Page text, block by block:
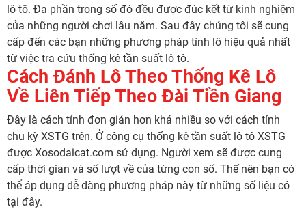
lô tô. Đa phần trong số đó đều được đúc kết từ kinh nghiệm
của những người chơi lâu năm. Sau đây chúng tôi sẽ cung
cấp đến các bạn những phương pháp tính lô hiệu quả nhất
từ việc tra cứu thống kê tần suất lô tô.
Cách Đánh Lô Theo Thống Kê Lô
Về Liên Tiếp Theo Đài Tiền Giang
Đây là cách tính đơn giản hơn khá nhiều so với cách tính
chu kỳ XSTG trên. Ở công cụ thống kê tần suất lô tô XSTG
được Xosodaicat.com sử dụng. Người xem sẽ được cung
cấp thời gian và số lượt về của từng con số. Thế nên bạn có
thể áp dụng dễ dàng phương pháp này từ những số liệu có
tại đây.